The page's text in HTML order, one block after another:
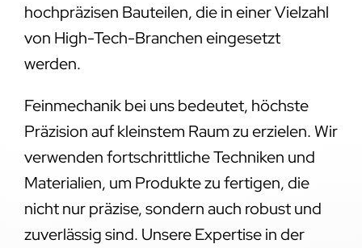
hochpräzisen Bauteilen, die in einer Vielzahl
von High-Tech-Branchen eingesetzt
werden.
Feinmechanik bei uns bedeutet, höchste
Präzision auf kleinstem Raum zu erzielen. Wir
verwenden fortschrittliche Techniken und
Materialien, um Produkte zu fertigen, die
nicht nur präzise, sondern auch robust und
zuverlässig sind. Unsere Expertise in der